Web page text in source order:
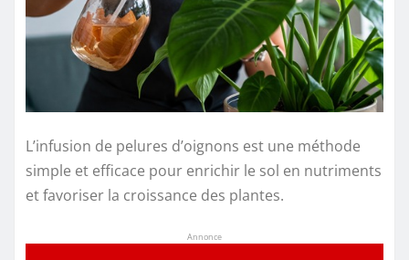
L’infusion de pelures d’oignons est une méthode
simple et efficace pour enrichir le sol en nutriments
et favoriser la croissance des plantes.
Annonce